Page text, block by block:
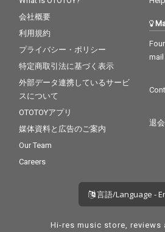
会社概要
利用規約
プライバシー・ポリシー
特定商取引法に基づく表示
外部データ連携しているサービ
スについて
OTOTOYアプリ
媒体資料と広告のご案内
Our Team
Careers
退会
言語/Language -
Hi-res music store, reviews